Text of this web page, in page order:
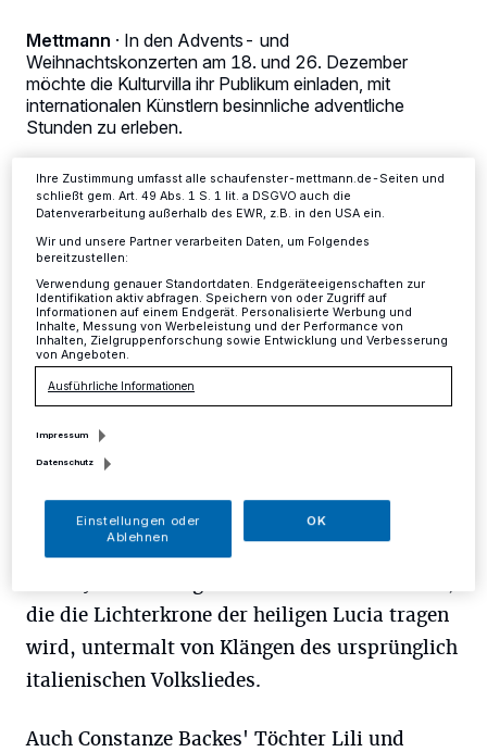
Mettmann · In den Advents- und
Weihnachtskonzerten am 18. und 26. Dezember
möchte die Kulturvilla ihr Publikum einladen, mit
internationalen Künstlern besinnliche adventliche
Stunden zu erleben.
18.12.2016 , 10:12 Uhr 2 Minuten Lesezeit
L
weltweit bekannte finnische Opernstars,
Heimat. Eine waschechte Santa Lucia wird die
Kulturvilla mit einem Besuch adeln: Luttinen
die die Lichterkrone der heiligen Lucia tragen
wird, untermalt von Klängen des ursprünglich
italienischen Volksliedes.
Auch Constanze Backes' Töchter Lili und
Zwecke. Wenn Tracker deaktiviert sind, sind manche Inhalte und
Anzeigen möglicherweise nicht mehr so relevant für Sie. Sie können
dieses Menü jederzeit wieder aufrufen, um Ihre Einstellungen zu
ändern oder Ihre Einwilligung zu widerrufen, indem Sie auf den Link
Einstellungen oder Ablehnen am unteren Rand der Webseite klicken.
Ihre Einstellungen gelten innerhalb unseres Website. Weitere
Ihre Zustimmung umfasst alle schaufenster-mettmann.de-Seiten und
schließt gem. Art. 49 Abs. 1 S. 1 lit. a DSGVO auch die
Datenverarbeitung außerhalb des EWR, z.B. in den USA ein.
Wir und unsere Partner verarbeiten Daten, um Folgendes
bereitzustellen:
Verwendung genauer Standortdaten. Endgeräteeigenschaften zur
Identifikation aktiv abfragen. Speichern von oder Zugriff auf
Informationen auf einem Endgerät. Personalisierte Werbung und
Inhalte, Messung von Werbeleistung und der Performance von
Inhalten, Zielgruppenforschung sowie Entwicklung und Verbesserung
von Angeboten.
Ausführliche Informationen
Impressum
Datenschutz
Einstellungen oder
Ablehnen
OK